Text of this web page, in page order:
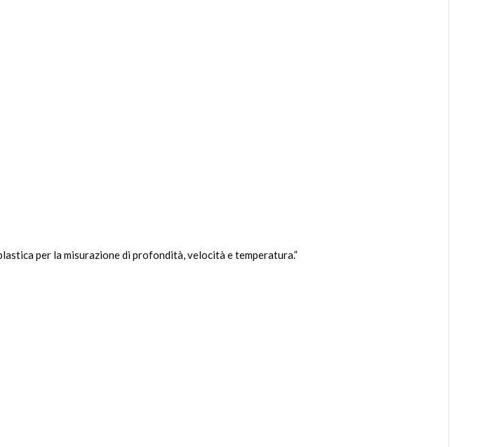
per la misurazione di profondità, velocità e temperatura.”